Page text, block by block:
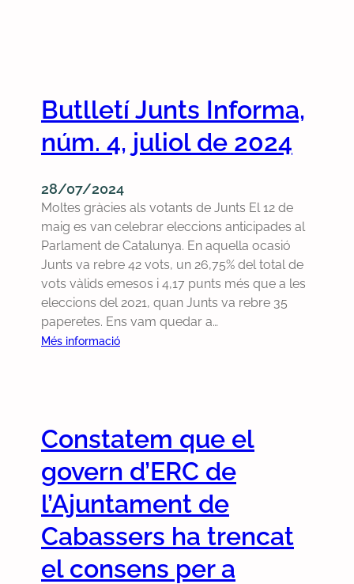
Butlletí Junts Informa,
núm. 4, juliol de 2024
28/07/2024
Moltes gràcies als votants de Junts El 12 de
maig es van celebrar eleccions anticipades al
Parlament de Catalunya. En aquella ocasió
Junts va rebre 42 vots, un 26,75% del total de
vots vàlids emesos i 4,17 punts més que a les
eleccions del 2021, quan Junts va rebre 35
paperetes. Ens vam quedar a…
Més informació:
l
e
t
J
u
n
t
Constatem que el
govern d’ERC de
l’Ajuntament de
Cabassers ha trencat
el consens per a